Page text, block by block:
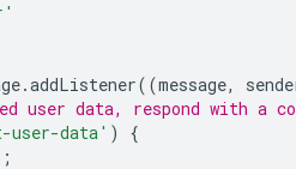
.addListener((message,
user data, respond with a
user-data' )
{